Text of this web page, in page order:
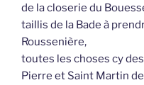
de la closerie du
taillis de la Bade à
Roussenière,
toutes les choses cy
Pierre et Saint Martin